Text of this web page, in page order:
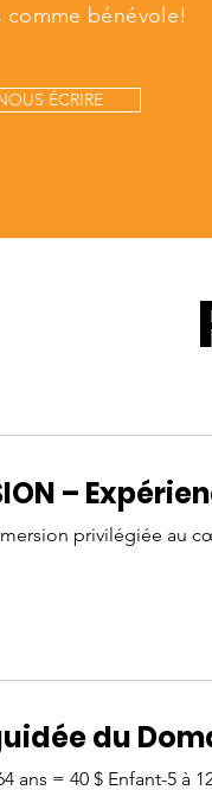
comme bénévole!
ÉCRIRE
–
privilégiée au
du
ans = 40 $ Enfant-5 à